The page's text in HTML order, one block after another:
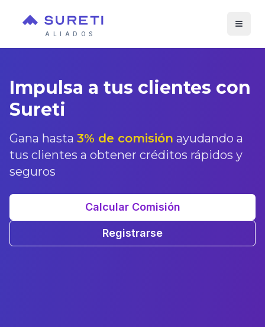
ALIADOS
Impulsa a tus clientes con
Sureti
Gana hasta 3% de comisión ayudando a
tus clientes a obtener créditos rápidos y
seguros
Calcular Comisión
Registrarse